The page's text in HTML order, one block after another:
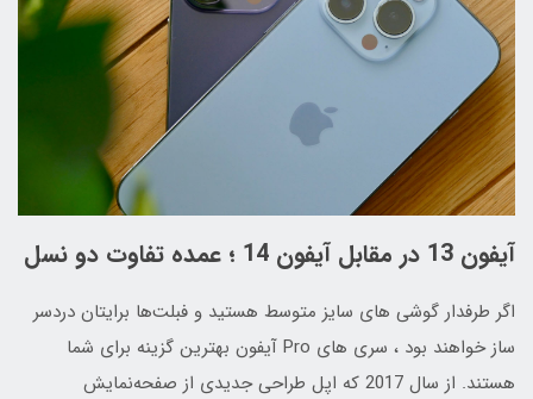
آیفون 13 در مقابل آیفون 14 ؛ عمده تفاوت دو نسل
اگر طرفدار گوشی های سایز متوسط هستید و فبلت‌ها برایتان دردسر
ساز خواهند بود ، سری های Pro آیفون بهترین گزینه برای شما
هستند. از سال 2017 که اپل طراحی جدیدی از صفحه‌نمایش